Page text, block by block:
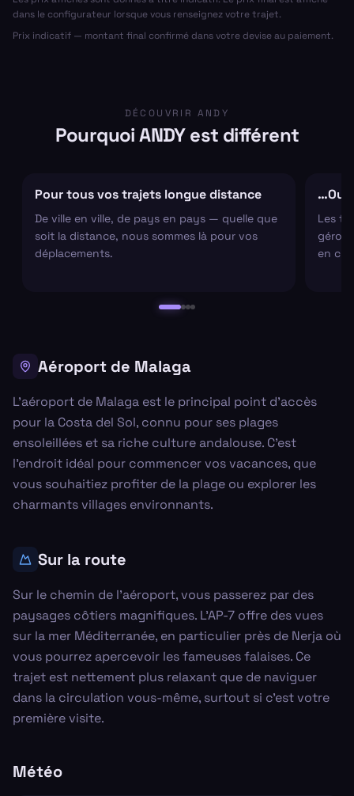
dans le configurateur lorsque vous renseignez votre trajet.
Prix indicatif — montant final confirmé dans votre devise au paiement.
DÉCOUVRIR ANDY
Pourquoi ANDY est différent
Pour tous vos trajets longue distance
De ville en ville, de pays en pays — quelle que
soit la distance, nous sommes là pour vos
déplacements.
…Ou
Les
en
Aéroport de Malaga
L'aéroport de Malaga est le principal point d'accès
pour la Costa del Sol, connu pour ses plages
ensoleillées et sa riche culture andalouse. C'est
l'endroit idéal pour commencer vos vacances, que
vous souhaitiez profiter de la plage ou explorer les
charmants villages environnants.
Sur la route
Sur le chemin de l'aéroport, vous passerez par des
paysages côtiers magnifiques. L'AP-7 offre des vues
sur la mer Méditerranée, en particulier près de Nerja où
vous pourrez apercevoir les fameuses falaises. Ce
trajet est nettement plus relaxant que de naviguer
dans la circulation vous-même, surtout si c’est votre
première visite.
Météo